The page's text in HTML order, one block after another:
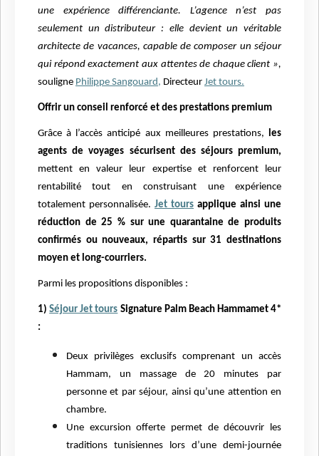
une expérience différenciante. L’agence n’est pas
seulement un distributeur : elle devient un véritable
architecte de vacances, capable de composer un séjour
qui répond exactement aux attentes de chaque client »,
souligne Philippe Sangouard, Directeur Jet tours.
Offrir un conseil renforcé et des prestations premium
Grâce à l’accès anticipé aux meilleures prestations, les
agents de voyages sécurisent des séjours premium,
mettent en valeur leur expertise et renforcent leur
rentabilité tout en construisant une expérience
totalement personnalisée. Jet tours applique ainsi une
réduction de 25 % sur une quarantaine de produits
confirmés ou nouveaux, répartis sur 31 destinations
moyen et long-courriers.
Parmi les propositions disponibles :
1)Séjour Jet tours Signature Palm Beach Hammamet 4*
:
Deux privilèges exclusifs comprenant un accès
Hammam, un massage de 20 minutes par
personne et par séjour, ainsi qu’une attention en
chambre.
Une excursion offerte permet de découvrir les
traditions tunisiennes lors d’une demi-journée